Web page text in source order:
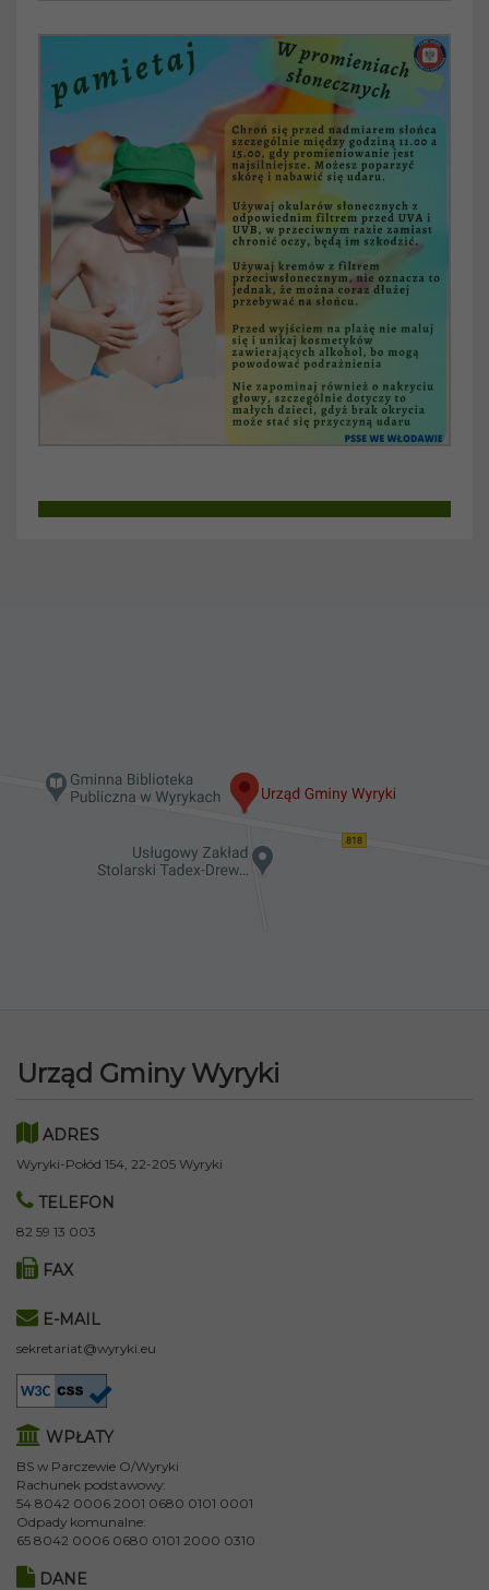
Urząd Gminy Wyryki
ADRES
Wyryki-Połód 154, 22-205 Wyryki
TELEFON
82 59 13 003
FAX
E-MAIL
sekretariat@wyryki.eu
WPŁATY
BS w Parczewie O/Wyryki
Rachunek podstawowy:
54 8042 0006 2001 0680 0101 0001
Odpady komunalne:
65 8042 0006 0680 0101 2000 0310
DANE